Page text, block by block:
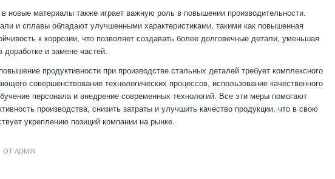
в новые материалы также играет важную роль в повышении производительности.
и сплавы обладают улучшенными характеристиками, такими как повышенная
к коррозии, что позволяет создавать более долговечные детали, уменьшая
доработке и замене частей.
продуктивности при производстве стальных деталей требует комплексного
совершенствование технологических процессов, использование качественного
персонала и внедрение современных технологий. Все эти меры помогают
производства, снизить затраты и улучшить качество продукции, что в свою
укреплению позиций компании на рынке.
ОТ ADMIN